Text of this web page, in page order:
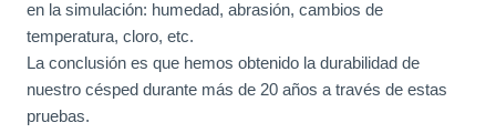
en la simulación: humedad, abrasión, cambios de
temperatura, cloro, etc.
La conclusión es que hemos obtenido la durabilidad de
nuestro césped durante más de 20 años a través de estas
pruebas.